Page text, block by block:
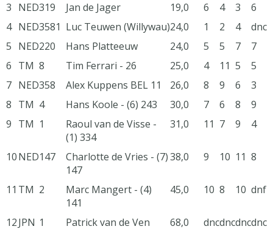
3 NED319 Jan de Jager 19,0 6 4 3
6
4 NED3581 Luc Teuwen (Willywau)24,0 1 2 4
dnc
5 NED220 Hans Platteeuw 24,0 5 5 7
7
6 TM 8 Tim Ferrari - 26 25,0 4 11 5
5
7 NED358 Alex Kuppens BEL 11 26,0 8 9 6
3
8 TM 4 Hans Koole - (6) 243 30,0 7 6 8
9
9 TM 1
Raoul van de Visse -
(1) 334
31,0 11 7 9 4
10NED147
Charlotte de Vries - (7)
147
38,0 9 10 11 8
11 TM 2
Marc Mangert - (4)
141
45,0 10 8 10 dnf
12JPN 1 Patrick van de Ven 68,0 dncdncdncdnc